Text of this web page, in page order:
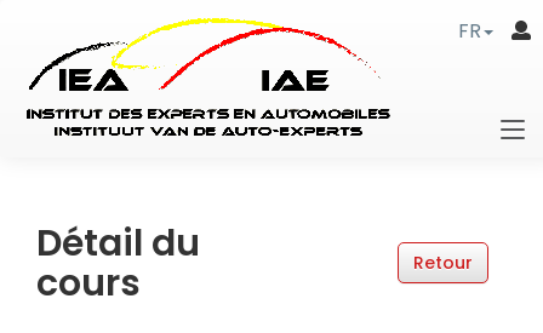
FR
Détail du
cours